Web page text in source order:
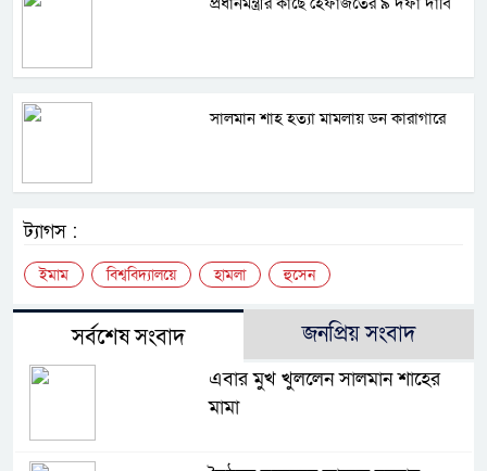
সালমান শাহ হত্যা মামলায় ডন কারাগারে
ট্যাগস :
ইমাম বিশ্ববিদ্যালয়ে হামলা হুসেন
সর্বশেষ সংবাদ জনপ্রিয় সংবাদ
এবার মুখ খুললেন সালমান শাহের
মামা